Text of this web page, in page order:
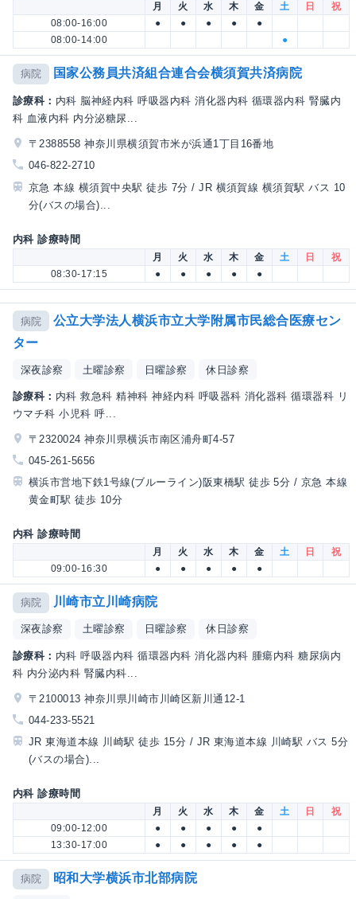
月 火 水 木 金 土 日
祝
08:00-16:00
● ● ● ●
●
08:00-14:00
●
病院 国家公務員共済組合連合会横須賀共済病院
診療科： 内科 脳神経内科 呼吸器内科 消化器内科 循環器内科 腎臓内
科 血液内科 内分泌糖尿...
〒2388558 神奈川県横須賀市米が浜通1丁目16番地
046-822-2710
京急 本線 横須賀中央駅 徒歩 7分 / JR 横須賀線 横須賀駅 バス 10
分(バスの場合)...
内科 診療時間
月 火 水 木 金 土 日
祝
08:30-17:15
● ● ● ● ●
病院
公立大学法人横浜市立大学附属市民総合医療セン
ター
深夜診察 土曜診察 日曜診察 休日診察
診療科： 内科 救急科 精神科 神経内科 呼吸器科 消化器科 循環器科 リ
ウマチ科 小児科 呼...
〒2320024 神奈川県横浜市南区浦舟町4-57
045-261-5656
横浜市営地下鉄1号線(ブルーライン)阪東橋駅 徒歩 5分 / 京急 本線
黄金町駅 徒歩 10分
内科 診療時間
月 火 水 木 金 土 日
祝
09:00-16:30
● ● ● ● ●
病院 川崎市立川崎病院
深夜診察 土曜診察 日曜診察 休日診察
診療科： 内科 呼吸器内科 循環器内科 消化器内科 腫瘍内科 糖尿病内
科 内分泌内科 腎臓内科...
〒2100013 神奈川県川崎市川崎区新川通12-1
044-233-5521
JR 東海道本線 川崎駅 徒歩 15分 / JR 東海道本線 川崎駅 バス 5分
(バスの場合)...
内科 診療時間
月 火 水 木 金 土 日
祝
09:00-12:00
● ● ● ●
●
13:30-17:00
● ● ● ● ●
病院 昭和大学横浜市北部病院